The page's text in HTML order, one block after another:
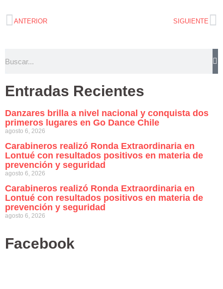
ANTERIOR SIGUIENTE
Entradas Recientes
Danzares brilla a nivel nacional y conquista dos
primeros lugares en Go Dance Chile
agosto 6, 2026
Carabineros realizó Ronda Extraordinaria en
Lontué con resultados positivos en materia de
prevención y seguridad
agosto 6, 2026
Carabineros realizó Ronda Extraordinaria en
Lontué con resultados positivos en materia de
prevención y seguridad
agosto 6, 2026
Facebook